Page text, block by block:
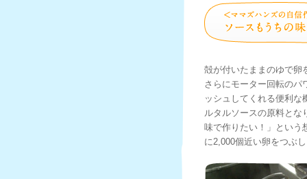
殻が付いたままのゆで卵
さらにモーター回転のパ
ッシュしてくれる便利な
ルタルソースの原料とな
味で作りたい！」という
に2,000個近い卵をつぶ